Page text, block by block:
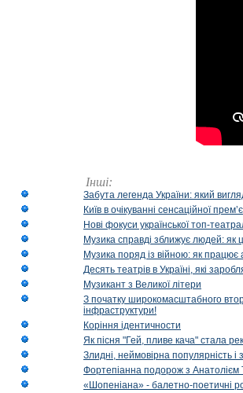
Інші:
Забута легенда України: який
Київ в очікуванні сенсаційної
Нові фокуси української топ-
Музика справді зближує людей: як
Музика поряд із війною: як працює
Десять театрів в Україні, які
Музикант з Великої літери
З початку широкомасштабного
інфраструктури!
Коріння ідентичности
Як пісня "Гей, пливе кача" стала
Злидні, неймовірна популярність
Фортепіанна подорож з
«Шопеніана» - балетно-поетичні